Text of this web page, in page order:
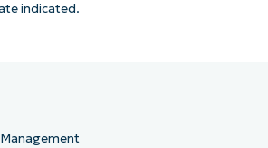
indicated.